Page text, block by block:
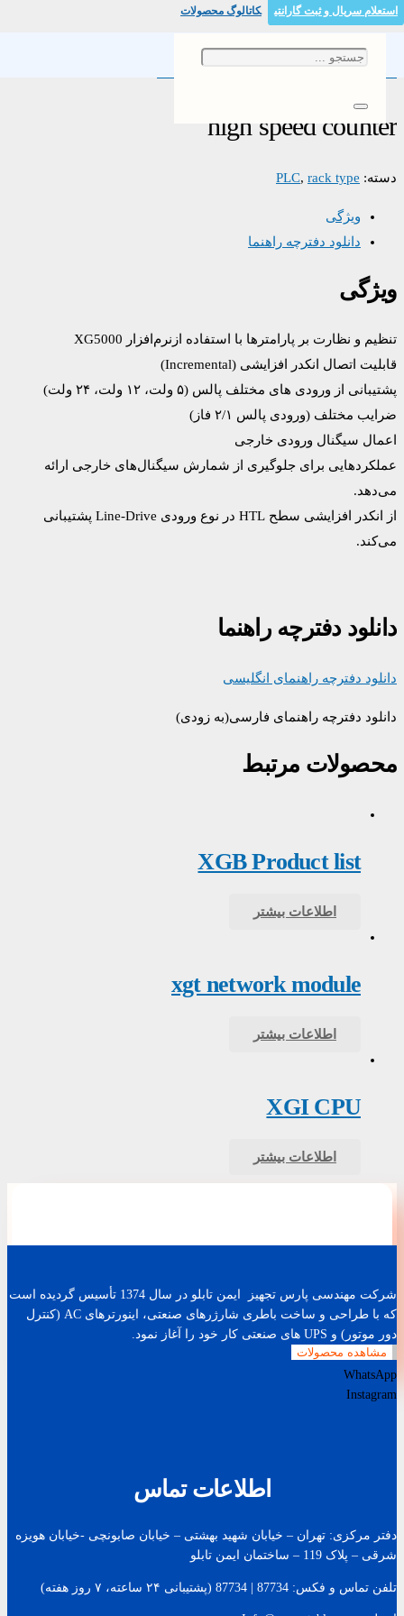
استعلام سریال و ثبت گارانتی کاتالوگ محصولات
high speed counter
دسته: PLC, rack type
ویژگی
دانلود دفترچه راهنما
ویژگی
تنظیم و نظارت بر پارامترها با استفاده ازنرم‌افزار XG5000
قابلیت اتصال انکدر افزایشی (Incremental)
پشتیبانی از ورودی های مختلف پالس (۵ ولت، ۱۲ ولت، ۲۴ ولت)
ضرایب مختلف (ورودی پالس ۲/۱ فاز)
اعمال سیگنال ورودی خارجی
عملکردهایی برای جلوگیری از شمارش سیگنال‌های خارجی ارائه
می‌دهد.
از انکدر افزایشی سطح HTL در نوع ورودی Line-Drive پشتیبانی
می‌کند.
دانلود دفترچه راهنما
دانلود دفترچه راهنمای انگلیسی
دانلود دفترچه راهنمای فارسی(به زودی)
محصولات مرتبط
XGB Product list
اطلاعات بیشتر
xgt network module
اطلاعات بیشتر
XGI CPU
اطلاعات بیشتر
مشاهده محصولات
شرکت مهندسی پارس تجهیز ایمن تابلو در سال 1374 تأسیس گردیده است
که با طراحی و ساخت باطری شارژرهای صنعتی، اینورترهای AC (کنترل
دور موتور) و UPS های صنعتی کار خود را آغاز نمود.
WhatsApp
Instagram
اطلاعات تماس
دفتر مرکزی: تهران – خیابان شهید بهشتی – خیابان صابونچی -خیابان هويزه
شرقی – پلاک 119 – ساختمان ایمن تابلو
تلفن تماس و فکس: 87734 | 87734 (پشتیبانی ۲۴ ساعته، ۷ روز هفته)